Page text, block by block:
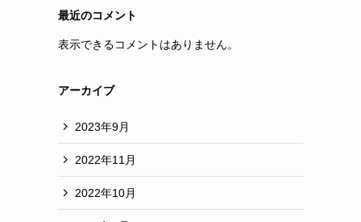
最近のコメント
表示できるコメントはありません。
アーカイブ
2023年9月
2022年11月
2022年10月